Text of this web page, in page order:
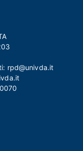
rpd@univda.it